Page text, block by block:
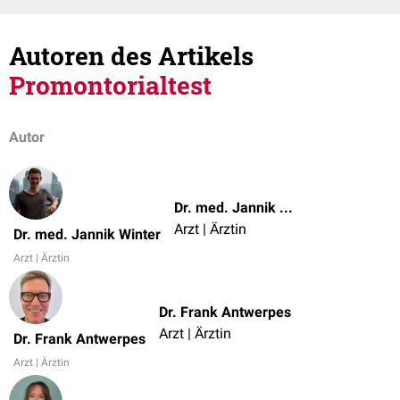
Autoren des Artikels
Promontorialtest
Autor
Dr. med. Jannik Winter
Arzt | Ärztin
Dr. med. Jannik Winter
Arzt | Ärztin
Dr. Frank Antwerpes
Arzt | Ärztin
Dr. Frank Antwerpes
Arzt | Ärztin